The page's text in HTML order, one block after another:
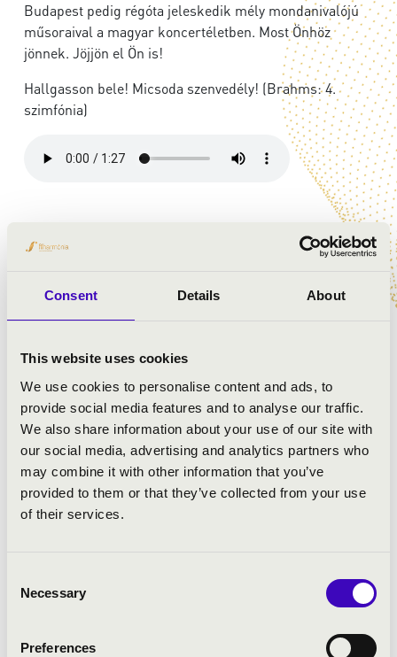
Consent Details About
This website uses cookies
We use cookies to personalise content and ads, to
provide social media features and to analyse our traffic.
We also share information about your use of our site with
our social media, advertising and analytics partners who
may combine it with other information that you’ve
provided to them or that they’ve collected from your use
of their services.
Selection
Necessary
Preferences
Budapest pedig régóta jeleskedik mély mondanivalójú
műsoraival a magyar koncertéletben. Most Önhöz
jönnek. Jöjjön el Ön is!
Hallgasson bele! Micsoda szenvedély! (Brahms: 4.
szimfónia)
ELŐADÓK:
Várjon Dénes
vezényel:Keller András
MŰSOR:
Bartók: 1. zongoraverseny
Brahms: 4. e-moll szimfónia